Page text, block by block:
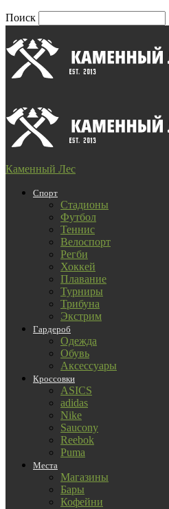
Поиск
Каменный Лес
Спорт
Стадионы
Футбол
Теннис
Велоспорт
Регби
Хоккей
Плавание
Турниры
Трибуна
Экстрим
Гардероб
Одежда
Обувь
Аксессуары
Кроссовки
ASICS
adidas
Nike
Saucony
Reebok
Puma
Места
Магазины
Бары
Кофейни